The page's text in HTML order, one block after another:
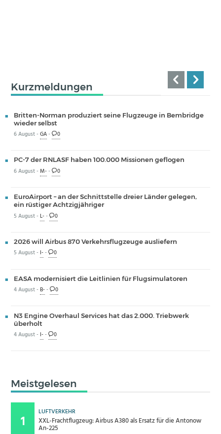
Kurzmeldungen
Britten-Norman produziert seine Flugzeuge in Bembridge
wieder selbst
6 August -GA- 0
PC-7 der RNLASF haben 100.000 Missionen geflogen
6 August -M-- 0
EuroAirport – an der Schnittstelle dreier Länder gelegen,
ein rüstiger Achtzigjähriger
5 August -L-- 0
2026 will Airbus 870 Verkehrsflugzeuge ausliefern
5 August - I-- 0
EASA modernisiert die Leitlinien für Flugsimulatoren
4 August -B-- 0
N3 Engine Overhaul Services hat das 2.000. Triebwerk
überholt
4 August - I-- 0
Meistgelesen
LUFTVERKEHR
XXL-Frachtflugzeug: Airbus A380 als Ersatz für die Antonow
An-225